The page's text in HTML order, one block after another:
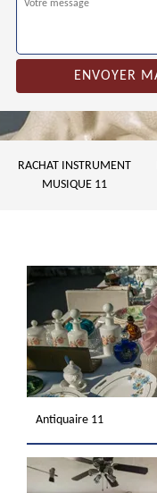
RACHAT INSTRUMENT
MUSIQUE 11
Antiquaire 11